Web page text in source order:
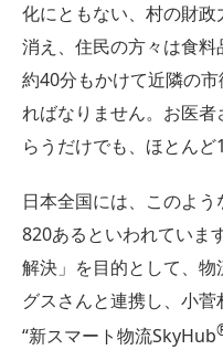
化にともない、村の財
消え、住民の方々は食
約40分もかけて近隣の
ればなりません。お医
らうだけでも、ほとんど
日本全国には、このよ
820あるといわれていま
解決」を目的として、
グスさんと連携し、小
“新スマート物流SkyHub